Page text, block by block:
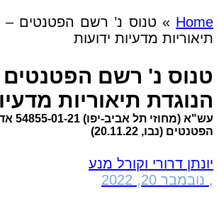
Home
» טנוס נ’ רשם הפטנטים
תיאוריות מדעיות ידועות
טנוס נ' רשם
הנוגדת תיאוריות
עש"א
הפטנטים (נבו, 20.11.22)
יונתן דרורי וקורל מנע
, נובמבר 20, 2022